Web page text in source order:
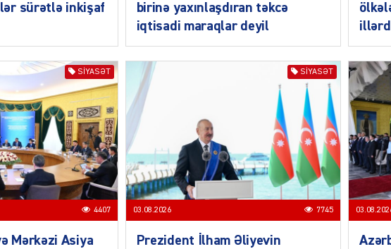
sürətlə inkişaf
birinə yaxınlaşdıran təkcə
iqtisadi maraqlar deyil
SIYASƏT
4407
Mərkəzi Asiya
SIYASƏT
03.08.2026 7745
Prezident İlham Əliyevin